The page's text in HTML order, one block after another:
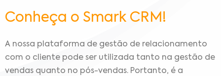
Conheça o Smark CRM!
A nossa plataforma de gestão de relacionamento
com o cliente pode ser utilizada tanto na gestão de
vendas quanto no pós-vendas. Portanto, é a